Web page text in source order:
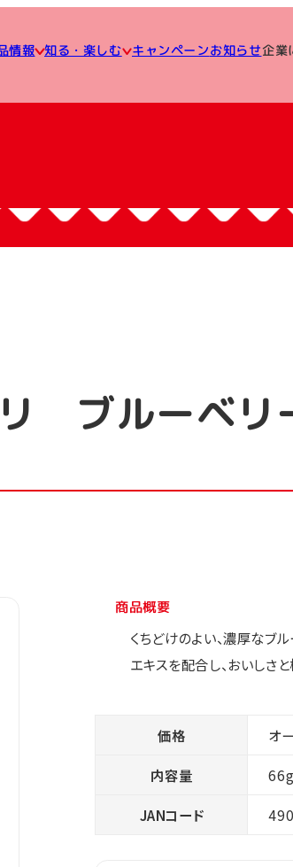
情報 知る・楽しむ キャンペーンお知らせ企業
ブルーベリ
商品概要
くちどけのよい、濃厚なブ
エキスを配合し、おいしさ
価格 オ
内容量 66g
JANコード